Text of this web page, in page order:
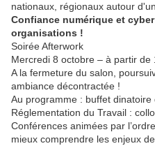
nationaux, régionaux autour
Confiance numérique et
organisations !
Soirée Afterwork
Mercredi 8 octobre – à partir de
A la fermeture du salon,
ambiance décontractée !
Au programme : buffet dinatoire
Réglementation du Travail :
Conférences animées par
mieux comprendre les enjeux